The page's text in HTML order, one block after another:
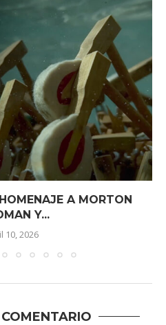
A MORTON
Y...
10, 2026